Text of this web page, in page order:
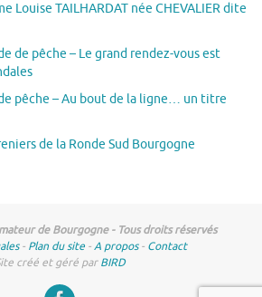
Louise TAILHARDAT née CHEVALIER dite
de pêche – Le grand rendez-vous est
pêche – Au bout de la ligne… un titre
de la Ronde Sud Bourgogne
de Bourgogne - Tous droits réservés
- Plan du site -A propos- Contact
créé et géré parBIRD